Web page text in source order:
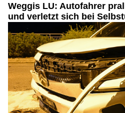
Weggis LU: Autofahrer
und verletzt sich bei